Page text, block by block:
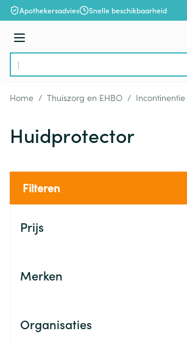
Ga naar de inhoud
Apothekersadvies Snelle beschikbaarheid
Menu
Product, merk, categorie...
Home / Thuiszorg en EHBO / Incontinentie
Huidprotector
Filteren
Prijs
Merken
Organisaties